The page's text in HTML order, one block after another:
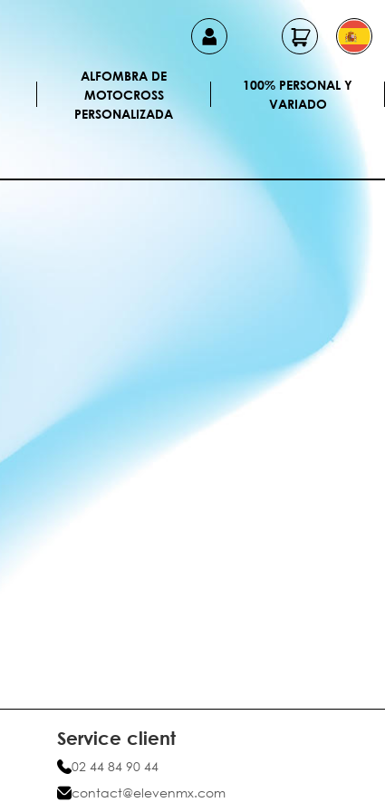
ALFOMBRA DE
MOTOCROSS
PERSONALIZADA
100% PERSONAL Y
VARIADO
Service client
02 44 84 90 44
contact@elevenmx.com